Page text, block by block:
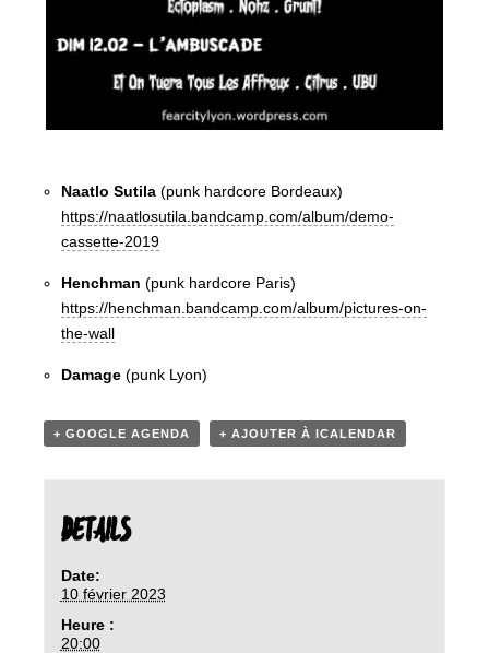
Naatlo Sutila (punk hardcore Bordeaux)
https://naatlosutila.bandcamp.com/album/demo-
cassette-2019
Henchman (punk hardcore Paris)
https://henchman.bandcamp.com/album/pictures-on-
the-wall
Damage (punk Lyon)
+ GOOGLE AGENDA + AJOUTER À ICALENDAR
DETAILS
Date:
10 février 2023
Heure :
20:00